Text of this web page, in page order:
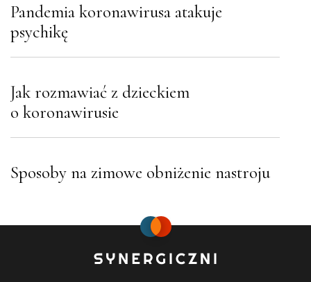
Pandemia koronawirusa atakuje
psychikę
Jak rozmawiać z dzieckiem
o koronawirusie
Sposoby na zimowe obniżenie nastroju